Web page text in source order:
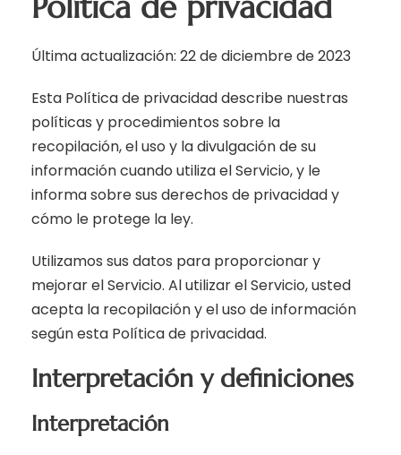
Última actualización: 22 de diciembre de 2023
Esta Política de privacidad describe nuestras
políticas y procedimientos sobre la
recopilación, el uso y la divulgación de su
información cuando utiliza el Servicio, y le
informa sobre sus derechos de privacidad y
cómo le protege la ley.
Utilizamos sus datos para proporcionar y
mejorar el Servicio. Al utilizar el Servicio, usted
acepta la recopilación y el uso de información
según esta Política de privacidad.
Interpretación y definiciones
Interpretación